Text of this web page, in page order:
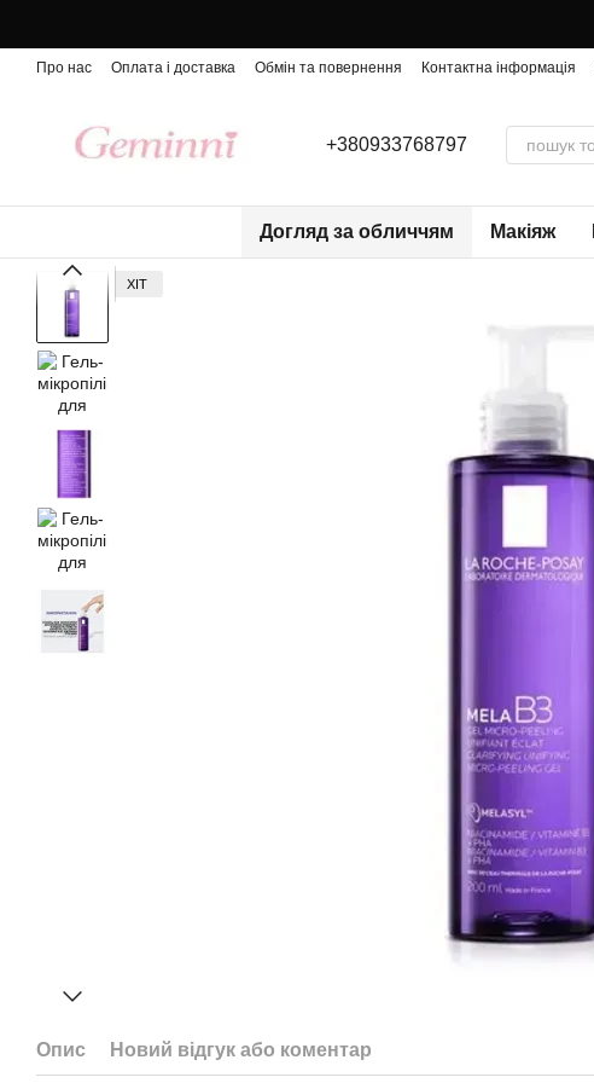
Про нас Оплата і доставка Обмін та повернення Контактна інформація
+380933768797
Догляд за обличчям Макіяж
ХІТ
Опис Новий відгук або коментар